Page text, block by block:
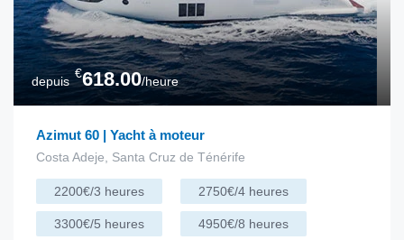
depuis
€618.00/heure
Azimut 60 | Yacht à moteur
Costa Adeje, Santa Cruz de Ténérife
2200€/3 heures 2750€/4 heures
3300€/5 heures 4950€/8 heures